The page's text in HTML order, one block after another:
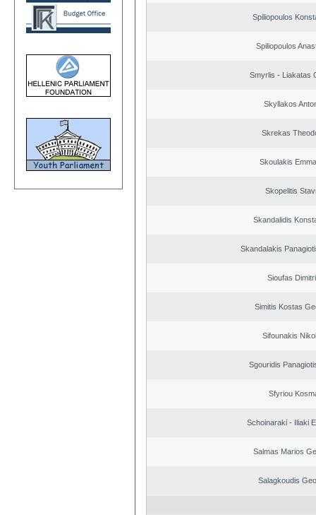
Spiliopoulos
Spiliopoulos
Smyrlis - Liakatas
Skyllakos
Skrekas
Skoulakis
Skopelitis
Skandalidis
Skandalakis
Sioufas
Simitis Kostas
Sifounakis
Sgouridis
Sfyriou
Schoinaraki - Iliaki
Salmas Marios
Salagkoudis